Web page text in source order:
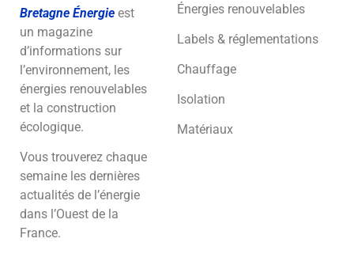
Bretagne Énergie est
un magazine
d’informations sur
l’environnement, les
énergies renouvelables
et la construction
écologique.
Vous trouverez chaque
semaine les dernières
actualités de l’énergie
dans l’Ouest de la
France.
Énergies renouvelables
Labels & réglementations
Chauffage
Isolation
Matériaux